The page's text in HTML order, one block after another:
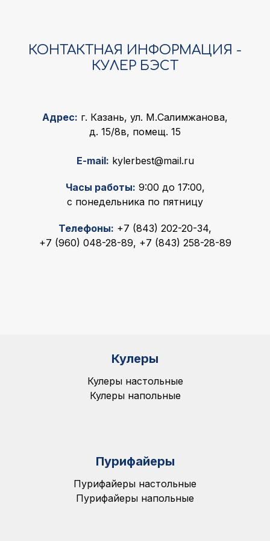
КОНТАКТНАЯ ИНФОРМАЦИЯ -
КУЛЕР БЭСТ
Адрес: г. Казань, ул. М.Салимжанова,
д. 15/8в, помещ. 15
E-mail: kylerbest@mail.ru
Часы работы: 9:00 до 17:00,
с понедельника по пятницу
Телефоны: +7 (843) 202-20-34,
+7 (960) 048-28-89, +7 (843) 258-28-89
Кулеры
Кулеры настольные
Кулеры напольные
Пурифайеры
Пурифайеры настольные
Пурифайеры напольные